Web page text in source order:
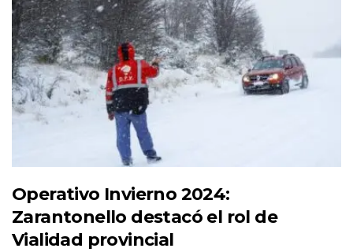
Operativo Invierno 2024:
Zarantonello destacó el rol de
Vialidad provincial